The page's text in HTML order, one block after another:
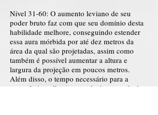
Nível 31-60: O aumento leviano de seu
poder bruto faz com que seu domínio desta
habilidade melhore, conseguindo estender
essa aura mórbida por até dez metros da
área da qual são projetadas, assim como
também é possível aumentar a altura e
largura da projeção em poucos metros.
Além disso, o tempo necessário para a
corrosão/envelhecimento da área tocada é